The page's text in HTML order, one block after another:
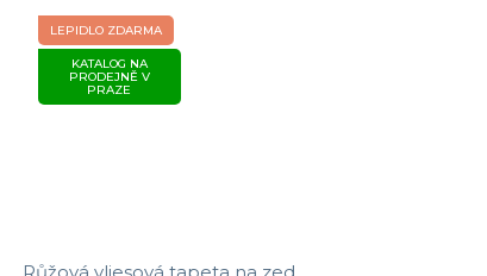
LEPIDLO ZDARMA
KATALOG NA
PRODEJNĚ V
PRAZE